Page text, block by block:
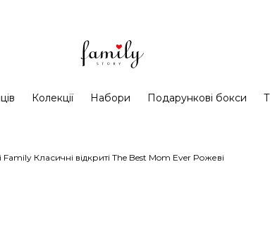
Колекції Набори Подарункові бокси
Класичні відкриті The Best Mom Ever Рожеві